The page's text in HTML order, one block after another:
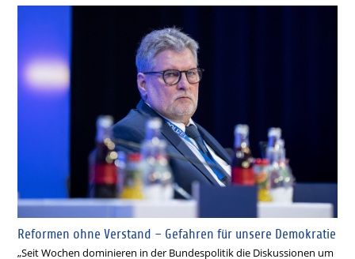
Reformen ohne Verstand – Gefahren für unsere Demokratie
„Seit Wochen dominieren in der Bundespolitik die Diskussionen um